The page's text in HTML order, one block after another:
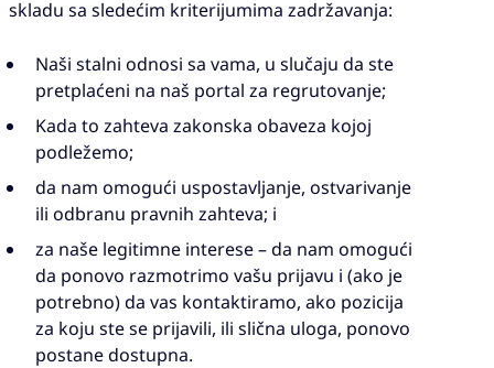
skladu sa sledećim kriterijumima zadržavanja:
Naši stalni odnosi sa vama, u slučaju da ste
pretplaćeni na naš portal za regrutovanje;
Kada to zahteva zakonska obaveza kojoj
podležemo;
da nam omogući uspostavljanje, ostvarivanje
ili odbranu pravnih zahteva; i
za naše legitimne interese – da nam omogući
da ponovo razmotrimo vašu prijavu i (ako je
potrebno) da vas kontaktiramo, ako pozicija
za koju ste se prijavili, ili slična uloga, ponovo
postane dostupna.